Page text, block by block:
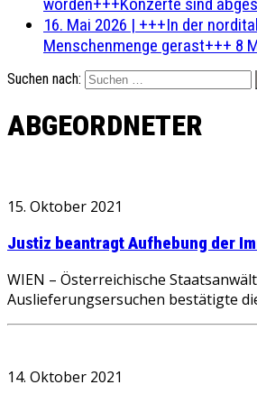
16. Mai 2026 | +++In der
Menschenmenge gerast+++ 8
Suchen nach:
ABGEORDNETER
15. Oktober 2021
Justiz beantragt Aufhebung der
WIEN – Österreichische
Auslieferungsersuchen bestätigte
14. Oktober 2021